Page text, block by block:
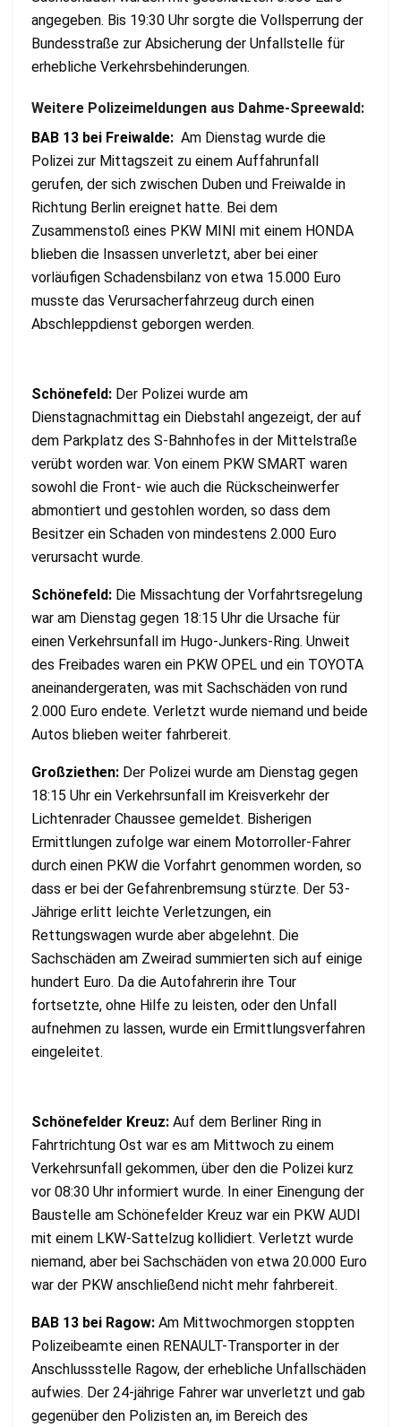
angegeben. Bis 19:30 Uhr sorgte die Vollsperrung der
Bundesstraße zur Absicherung der Unfallstelle für
erhebliche Verkehrsbehinderungen.
Weitere Polizeimeldungen aus Dahme-Spreewald:
BAB 13 bei Freiwalde: Am Dienstag wurde die
Polizei zur Mittagszeit zu einem Auffahrunfall
gerufen, der sich zwischen Duben und Freiwalde in
Richtung Berlin ereignet hatte. Bei dem
Zusammenstoß eines PKW MINI mit einem HONDA
blieben die Insassen unverletzt, aber bei einer
vorläufigen Schadensbilanz von etwa 15.000 Euro
musste das Verursacherfahrzeug durch einen
Abschleppdienst geborgen werden.
Schönefeld: Der Polizei wurde am
Dienstagnachmittag ein Diebstahl angezeigt, der auf
dem Parkplatz des S-Bahnhofes in der Mittelstraße
verübt worden war. Von einem PKW SMART waren
sowohl die Front- wie auch die Rückscheinwerfer
abmontiert und gestohlen worden, so dass dem
Besitzer ein Schaden von mindestens 2.000 Euro
verursacht wurde.
Schönefeld: Die Missachtung der Vorfahrtsregelung
war am Dienstag gegen 18:15 Uhr die Ursache für
einen Verkehrsunfall im Hugo-Junkers-Ring. Unweit
des Freibades waren ein PKW OPEL und ein TOYOTA
aneinandergeraten, was mit Sachschäden von rund
2.000 Euro endete. Verletzt wurde niemand und beide
Autos blieben weiter fahrbereit.
Großziethen: Der Polizei wurde am Dienstag gegen
18:15 Uhr ein Verkehrsunfall im Kreisverkehr der
Lichtenrader Chaussee gemeldet. Bisherigen
Ermittlungen zufolge war einem Motorroller-Fahrer
durch einen PKW die Vorfahrt genommen worden, so
dass er bei der Gefahrenbremsung stürzte. Der 53-
Jährige erlitt leichte Verletzungen, ein
Rettungswagen wurde aber abgelehnt. Die
Sachschäden am Zweirad summierten sich auf einige
hundert Euro. Da die Autofahrerin ihre Tour
fortsetzte, ohne Hilfe zu leisten, oder den Unfall
aufnehmen zu lassen, wurde ein Ermittlungsverfahren
eingeleitet.
Schönefelder Kreuz: Auf dem Berliner Ring in
Fahrtrichtung Ost war es am Mittwoch zu einem
Verkehrsunfall gekommen, über den die Polizei kurz
vor 08:30 Uhr informiert wurde. In einer Einengung der
Baustelle am Schönefelder Kreuz war ein PKW AUDI
mit einem LKW-Sattelzug kollidiert. Verletzt wurde
niemand, aber bei Sachschäden von etwa 20.000 Euro
war der PKW anschließend nicht mehr fahrbereit.
BAB 13 bei Ragow: Am Mittwochmorgen stoppten
Polizeibeamte einen RENAULT-Transporter in der
Anschlussstelle Ragow, der erhebliche Unfallschäden
aufwies. Der 24-jährige Fahrer war unverletzt und gab
gegenüber den Polizisten an, im Bereich des